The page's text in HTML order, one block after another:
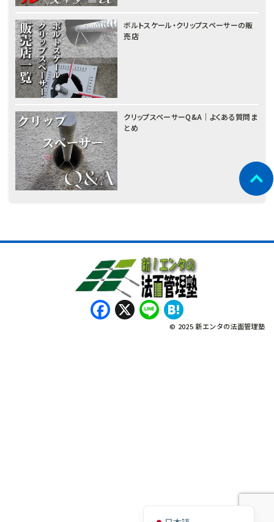
ボルトスケール・クリップスペーサーの販
売店
クリップスペーサーQ&A｜よくある質問ま
とめ
Facebook
X Line
© 2025 新エンタの法面管理塾